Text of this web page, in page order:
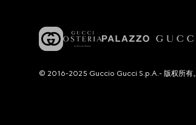
© 2016-2025 Guccio Gucci S.p.A.- 版权所